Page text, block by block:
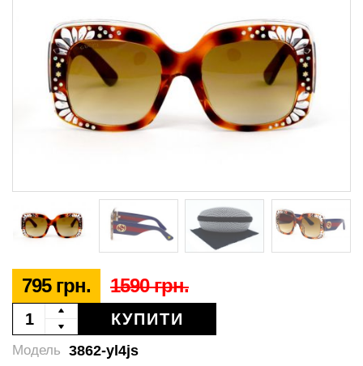
795 грн. 1590 грн.
КУПИТИ
3862-yl4js
Модель